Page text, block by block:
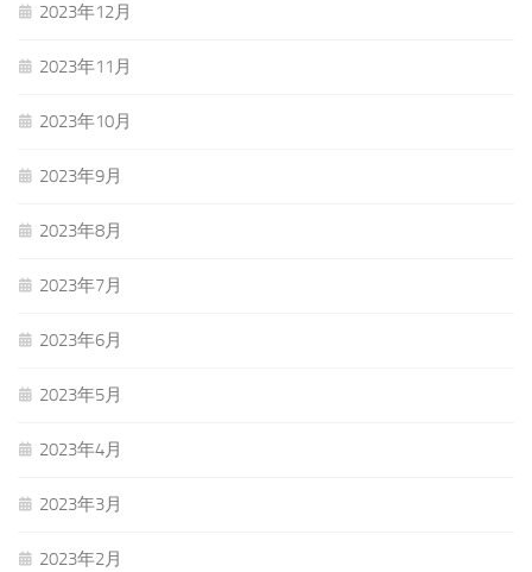
2023年12月
2023年11月
2023年10月
2023年9月
2023年8月
2023年7月
2023年6月
2023年5月
2023年4月
2023年3月
2023年2月